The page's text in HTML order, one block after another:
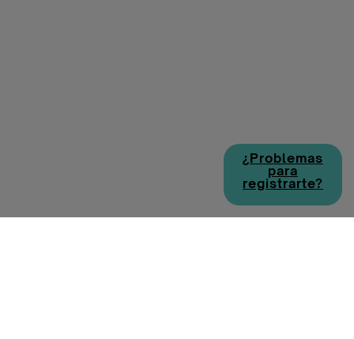
¿Problemas
para
registrarte?